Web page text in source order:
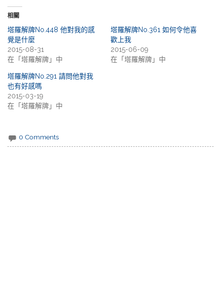
相關
塔羅解牌No.448 他對我的感
覺是什麼
2015-08-31
在「塔羅解牌」中
塔羅解牌No.361 如何令他喜
歡上我
2015-06-09
在「塔羅解牌」中
塔羅解牌No.291 請問他對我
也有好感嗎
2015-03-19
在「塔羅解牌」中
0 Comments